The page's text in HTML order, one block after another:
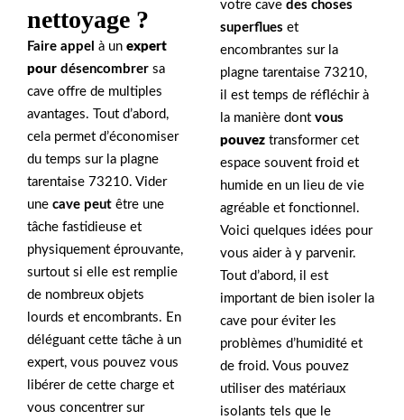
nettoyage ?
Faire appel à un expert
pour désencombrer sa
cave offre de multiples
avantages. Tout d’abord,
cela permet d’économiser
du temps sur la plagne
tarentaise 73210. Vider
une cave peut être une
tâche fastidieuse et
physiquement éprouvante,
surtout si elle est remplie
de nombreux objets
lourds et encombrants. En
déléguant cette tâche à un
expert, vous pouvez vous
libérer de cette charge et
vous concentrer sur
votre cave des choses
superflues et
encombrantes sur la
plagne tarentaise 73210,
il est temps de réfléchir à
la manière dont vous
pouvez transformer cet
espace souvent froid et
humide en un lieu de vie
agréable et fonctionnel.
Voici quelques idées pour
vous aider à y parvenir.
Tout d’abord, il est
important de bien isoler la
cave pour éviter les
problèmes d’humidité et
de froid. Vous pouvez
utiliser des matériaux
isolants tels que le